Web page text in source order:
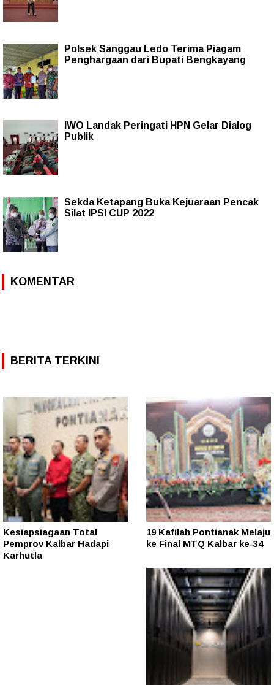
Polsek Sanggau Ledo Terima Piagam
Penghargaan dari Bupati Bengkayang
IWO Landak Peringati HPN Gelar Dialog
Publik
Sekda Ketapang Buka Kejuaraan Pencak
Silat IPSI CUP 2022
KOMENTAR
BERITA TERKINI
Kesiapsiagaan Total
Pemprov Kalbar Hadapi
Karhutla
19 Kafilah Pontianak Melaju
ke Final MTQ Kalbar ke-34